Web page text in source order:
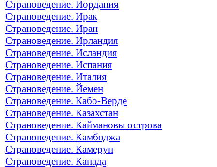
Страноведение. Иордания
Страноведение. Ирак
Страноведение. Иран
Страноведение. Ирландия
Страноведение. Исландия
Страноведение. Испания
Страноведение. Италия
Страноведение. Йемен
Страноведение. Кабо-Верде
Страноведение. Казахстан
Страноведение. Каймановы острова
Страноведение. Камбоджа
Страноведение. Камерун
Страноведение. Канада